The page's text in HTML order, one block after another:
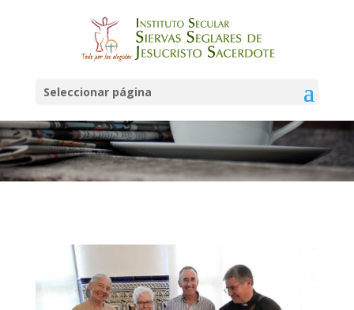
Seleccionar página
Noticias